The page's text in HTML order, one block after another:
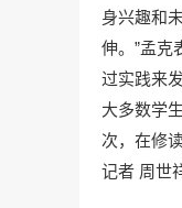
身兴趣和
伸。”孟克
过实践来
大多数学
次，在修
记者 周世